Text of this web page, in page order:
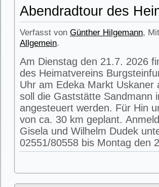
Abendradtour des
Verfasst von Günther Hilgemann,
Allgemein.
Am Dienstag den 21.7. 2026
des Heimatvereins
Uhr am Edeka Markt
soll die Gaststätte Sandmann
angesteuert werden. Für Hin
von ca. 30 km geplant.
Gisela und Wilhelm Dudek
02551/80558 bis Montag den